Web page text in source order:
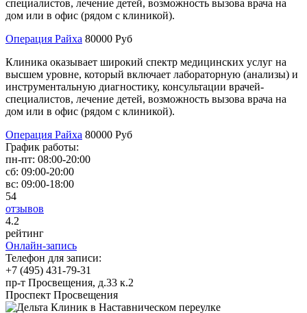
специалистов, лечение детей, возможность вызова врача на
дом или в офис (рядом с клиникой).
Операция Райха 80000 Руб
Клиника оказывает широкий спектр медицинских услуг на
высшем уровне, который включает лабораторную (анализы) и
инструментальную диагностику, консультации врачей-
специалистов, лечение детей, возможность вызова врача на
дом или в офис (рядом с клиникой).
Операция Райха 80000 Руб
График работы:
пн-пт: 08:00-20:00
сб: 09:00-20:00
вс: 09:00-18:00
54
отзывов
4.2
рейтинг
Онлайн-запись
Телефон для записи:
+7 (495) 431-79-31
пр-т Просвещения, д.33 к.2
Проспект Просвещения